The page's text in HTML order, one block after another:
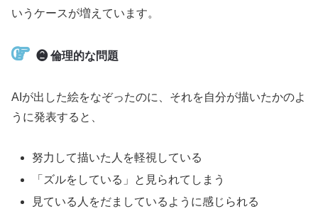
いうケースが増えています。
❷ 倫理的な問題
AIが出した絵をなぞったのに、それを自分が描いたかのよ
うに発表すると、
努力して描いた人を軽視している
「ズルをしている」と見られてしまう
見ている人をだましているように感じられる